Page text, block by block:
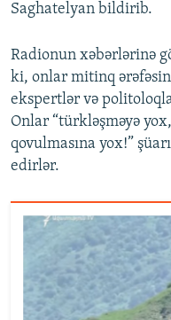
Saghatelyan bildirib.
Radionun xəbərlərinə
ki, onlar mitinq
ekspertlər və
Onlar “türkləşməyə
qovulmasına yox!”
edirlər.